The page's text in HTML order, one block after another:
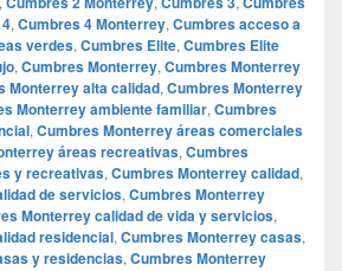
, Cumbres 4 Monterrey, Cumbres acceso a
verdes, Cumbres Elite, Cumbres Elite
, Cumbres Monterrey, Cumbres Monterrey
Monterrey alta calidad, Cumbres Monterrey
Monterrey ambiente familiar, Cumbres
, Cumbres Monterrey áreas comerciales
áreas recreativas, Cumbres
y recreativas, Cumbres Monterrey calidad,
de servicios, Cumbres Monterrey
Monterrey calidad de vida y servicios,
residencial, Cumbres Monterrey casas,
y residencias, Cumbres Monterrey